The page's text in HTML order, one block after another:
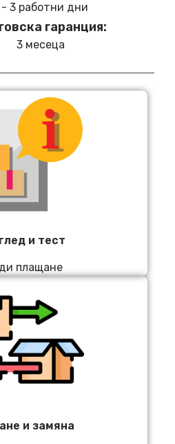
- 3 работни дни
гаранция:
3 месеца
и тест
плащане
и замяна